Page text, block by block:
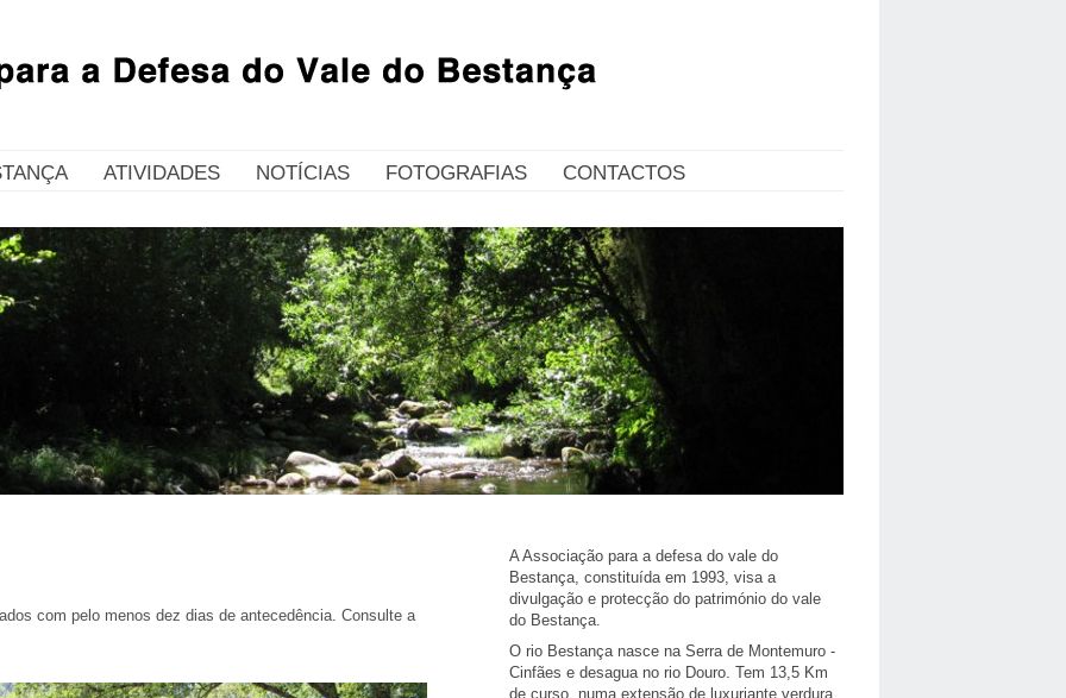
ATIVIDADES NOTÍCIAS FOTOGRAFIAS CONTACTOS
com pelo menos dez dias de antecedência. Consulte a
A Associação para a defesa do vale do
Bestança, constituída em 1993, visa a
divulgação e protecção do património do vale
do Bestança.
O rio Bestança nasce na Serra de Montemuro -
Cinfães e desagua no rio Douro. Tem 13,5 Km
de curso, numa extensão de luxuriante verdura